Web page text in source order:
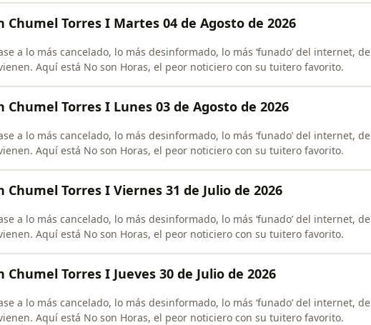
Chumel Torres I Martes 04 de Agosto de 2026
a lo más cancelado, lo más desinformado, lo más ‘funado’ del internet, de
Aquí está No son Horas, el peor noticiero con su tuitero favorito.
Chumel Torres I Lunes 03 de Agosto de 2026
a lo más cancelado, lo más desinformado, lo más ‘funado’ del internet, de
Aquí está No son Horas, el peor noticiero con su tuitero favorito.
Chumel Torres I Viernes 31 de Julio de 2026
a lo más cancelado, lo más desinformado, lo más ‘funado’ del internet, de
Aquí está No son Horas, el peor noticiero con su tuitero favorito.
Chumel Torres I Jueves 30 de Julio de 2026
a lo más cancelado, lo más desinformado, lo más ‘funado’ del internet, de
Aquí está No son Horas, el peor noticiero con su tuitero favorito.